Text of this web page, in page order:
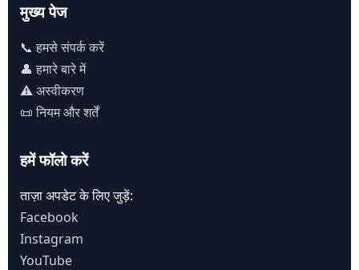
मुख्य पेज
📞 हमसे संपर्क करें
👤 हमारे बारे में
⚠️ अस्वीकरण
📜 नियम और शर्तें
हमें फॉलो करें
ताज़ा अपडेट के लिए जुड़ें:
Facebook
Instagram
YouTube